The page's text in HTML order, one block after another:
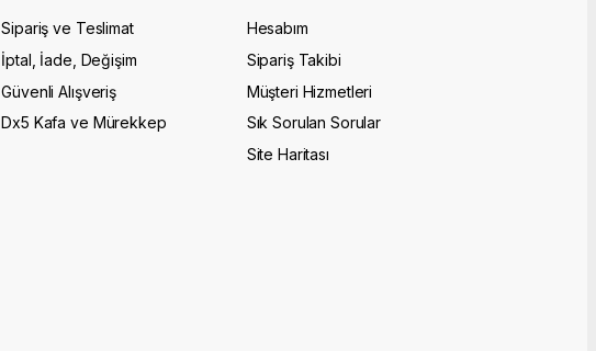
Sipariş ve Teslimat
İptal, İade, Değişim
Güvenli Alışveriş
Dx5 Kafa ve Mürekkep
Hesabım
Sipariş Takibi
Müşteri Hizmetleri
Sık Sorulan Sorular
Site Haritası